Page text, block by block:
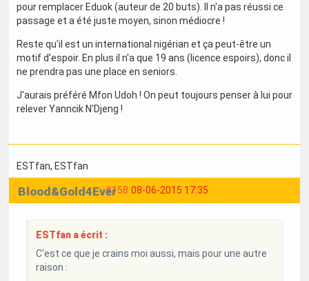
pour remplacer Eduok (auteur de 20 buts). Il n'a pas réussi ce
passage et a été juste moyen, sinon médiocre !
Reste qu'il est un international nigérian et ça peut-être un
motif d'espoir. En plus il n'a que 19 ans (licence espoirs), donc il
ne prendra pas une place en seniors.
J'aurais préféré Mfon Udoh ! On peut toujours penser à lui pour
relever Yanncik N'Djeng !
ESTfan, ESTfan
#158 08-06-2015 17:35
Blood&Gold4Ever
ESTfan a écrit :
C'est ce que je crains moi aussi, mais pour une autre
raison :